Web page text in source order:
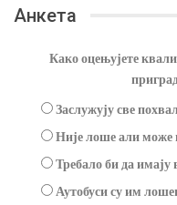
Анкета
Како оцењујете
Заслужују све
Није лоше али може
Требало би да имају
Аутобуси су им